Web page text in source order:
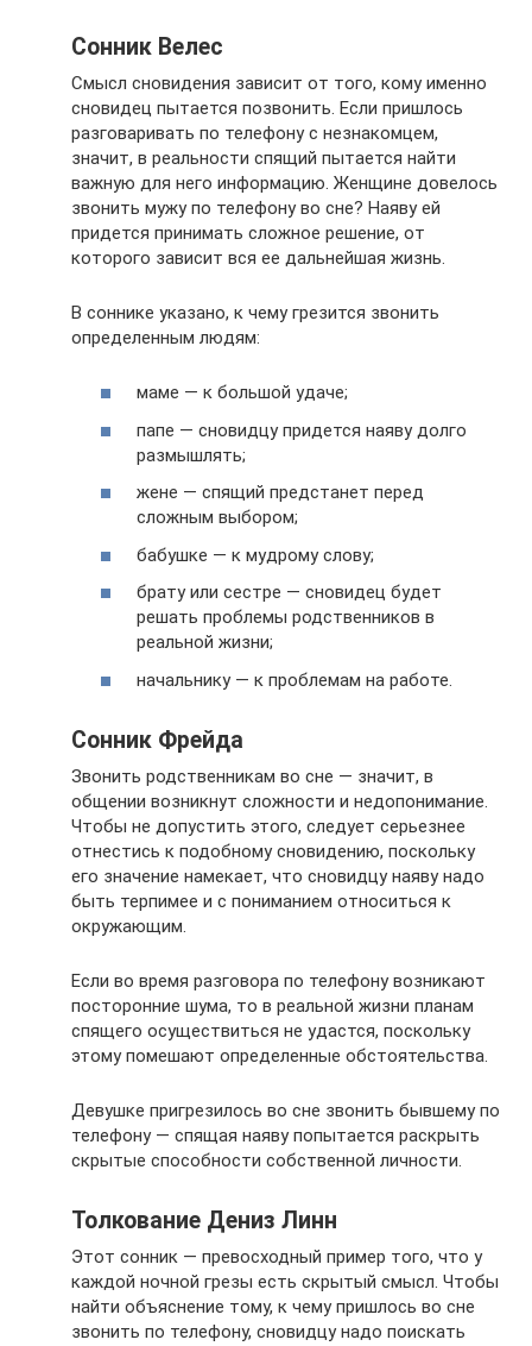
Сонник Велес
Смысл сновидения зависит от того, кому именно
сновидец пытается позвонить. Если пришлось
разговаривать по телефону с незнакомцем,
значит, в реальности спящий пытается найти
важную для него информацию. Женщине довелось
звонить мужу по телефону во сне? Наяву ей
придется принимать сложное решение, от
которого зависит вся ее дальнейшая жизнь.
В соннике указано, к чему грезится звонить
определенным людям:
маме — к большой удаче;
папе — сновидцу придется наяву долго
размышлять;
жене — спящий предстанет перед
сложным выбором;
бабушке — к мудрому слову;
брату или сестре — сновидец будет
решать проблемы родственников в
реальной жизни;
начальнику — к проблемам на работе.
Сонник Фрейда
Звонить родственникам во сне — значит, в
общении возникнут сложности и недопонимание.
Чтобы не допустить этого, следует серьезнее
отнестись к подобному сновидению, поскольку
его значение намекает, что сновидцу наяву надо
быть терпимее и с пониманием относиться к
окружающим.
Если во время разговора по телефону возникают
посторонние шума, то в реальной жизни планам
спящего осуществиться не удастся, поскольку
этому помешают определенные обстоятельства.
Девушке пригрезилось во сне звонить бывшему по
телефону — спящая наяву попытается раскрыть
скрытые способности собственной личности.
Толкование Дениз Линн
Этот сонник — превосходный пример того, что у
каждой ночной грезы есть скрытый смысл. Чтобы
найти объяснение тому, к чему пришлось во сне
звонить по телефону, сновидцу надо поискать